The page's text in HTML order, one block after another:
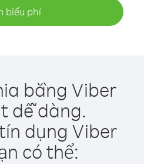
biểu phí
bằng Viber
dễ dàng.
dụng Viber
có thể: